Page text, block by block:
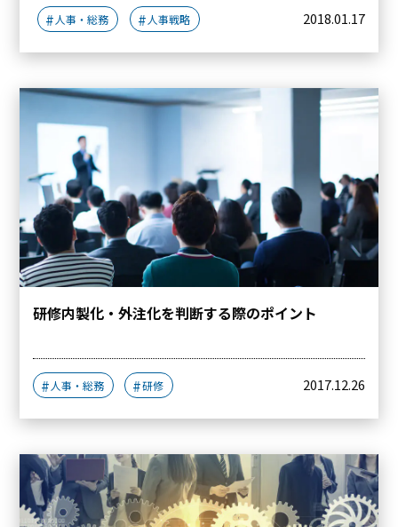
人事・総務 人事戦略 2018.01.17
研修内製化・外注化を判断する際のポイント
人事・総務 研修 2017.12.26